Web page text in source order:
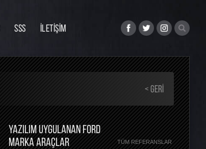
SSS İLETİŞİM
< GERI
YAZILIM UYGULANAN FORD
MARKA ARAÇLAR
TÜM REFERANSLAR